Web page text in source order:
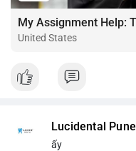
United States
Lucidental Pune
ấy